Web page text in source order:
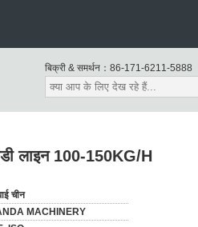
बिक्री & समर्थन： 86-171-6211-5888
लाइन 100-150KG/H
चीन
MACHINERY